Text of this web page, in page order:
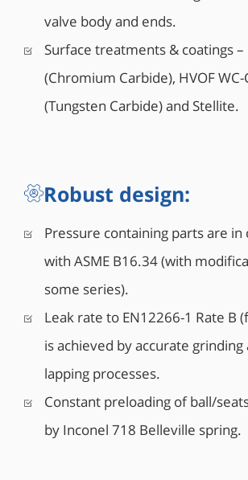
corrosión
pistón
• También se dispone de diseño
SPE y DPE
• Cojinete incorporado para
• Las válvulas de 8″ y mayores
• Conexión a tierra antiestática
vástago y el cuerpo
valve body and ends.
Surface treatments & coatings –
(Chromium Carbide), HVOF WC-
(Tungsten Carbide) and Stellite.
Robust design:
Pressure containing parts are in
with ASME B16.34 (with
some series).
Leak rate to EN12266-1 Rate B
is achieved by accurate grinding
lapping processes.
Constant preloading of ball/
by Inconel 718 Belleville spring.